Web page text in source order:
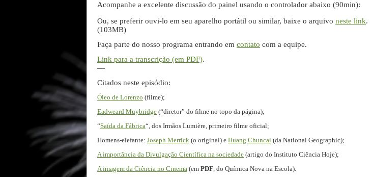
Acompanhe a excelente discussão do painel usando o controlador abaixo (90min):
Ou, se preferir ouvi-lo em seu aparelho portátil ou similar, baixe o arquivo neste link.
(103MB)
Faça parte do nosso programa entrando em contato com a equipe.
Link para a transcrição (em PDF).
—
Citados neste episódio:
Óleo de Lorenzo (filme);
Eadweard Muybridge (“diretor” do filme no topo da página);
“Saída da Fábrica“, dos Irmãos Lumière, primeiro filme oficial;
Homens-elefante: Joseph Merrick (o original) e Huang Chuncai (da National Geographic);
A importância da Divulgação Científica na sociedade (artigo do Instituto Ciência Hoje);
A imagem da Ciência no Cinema (em PDF, do Química Nova na Escola).